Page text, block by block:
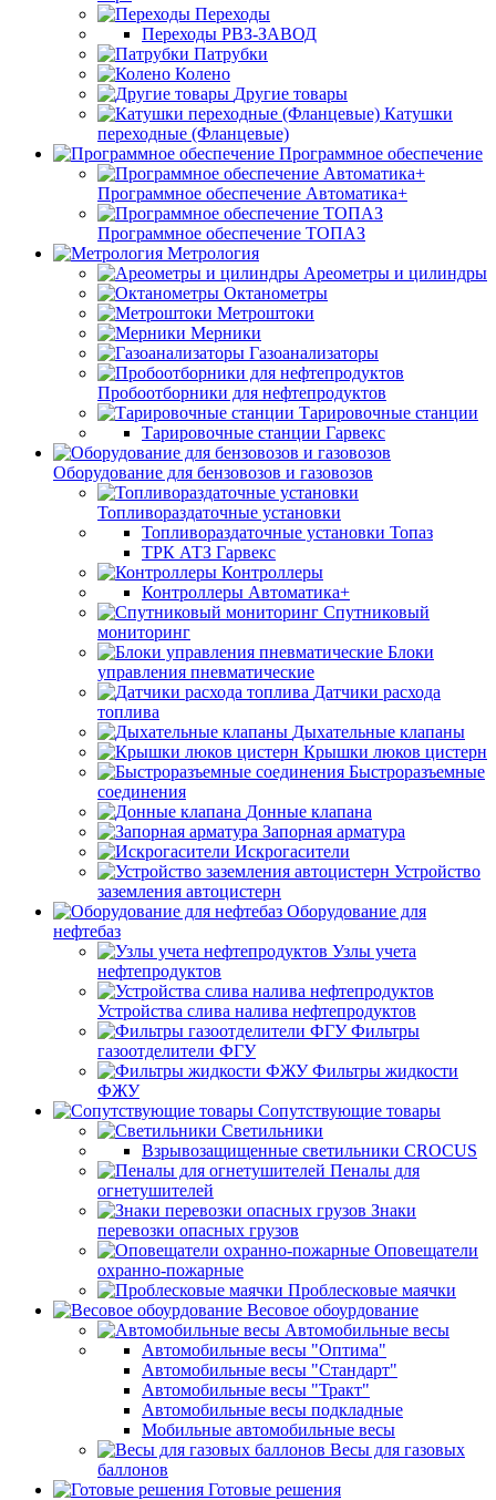
Переходы
Переходы РВЗ-ЗАВОД
Патрубки
Колено
Другие товары
Катушки
переходные (Фланцевые)
Программное обеспечение
Программное обеспечение Автоматика+
Программное обеспечение ТОПАЗ
Метрология
Ареометры и цилиндры
Октанометры
Метроштоки
Мерники
Газоанализаторы
Пробоотборники для нефтепродуктов
Тарировочные станции
Тарировочные станции Гарвекс
Оборудование для бензовозов и газовозов
Топливораздаточные установки
Топливораздаточные установки Топаз
ТРК АТЗ Гарвекс
Контроллеры
Контроллеры Автоматика+
Спутниковый
мониторинг
Блоки
управления пневматические
Датчики расхода
топлива
Дыхательные клапаны
Крышки люков цистерн
Быстроразъемные
соединения
Донные клапана
Запорная арматура
Искрогасители
Устройство
заземления автоцистерн
Оборудование для
нефтебаз
Узлы учета
нефтепродуктов
Устройства слива налива нефтепродуктов
Фильтры
газоотделители ФГУ
Фильтры жидкости
ФЖУ
Сопутствующие товары
Светильники
Взрывозащищенные светильники CROCUS
Пеналы для
огнетушителей
Знаки
перевозки опасных грузов
Оповещатели
охранно-пожарные
Проблесковые маячки
Весовое обоурдование
Автомобильные весы
Автомобильные весы "Оптима"
Автомобильные весы "Стандарт"
Автомобильные весы "Тракт"
Автомобильные весы подкладные
Мобильные автомобильные весы
Весы для газовых
баллонов
Готовые решения